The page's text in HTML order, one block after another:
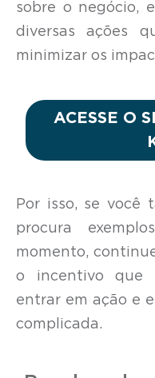
sobre o negócio,
diversas ações
minimizar os
ACESSE O
Por isso, se você
procura
momento,
o incentivo que
entrar em ação e
complicada.